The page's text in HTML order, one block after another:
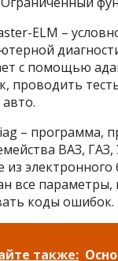
ELM –
с помощью
проводить
– программа,
ВАЗ,
из
все
коды ошибок.
также: